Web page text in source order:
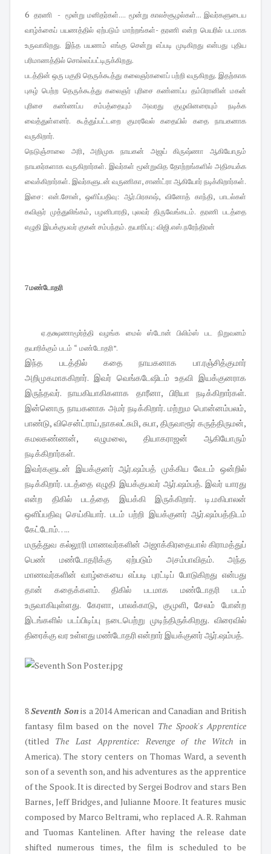
6தரணி -மூன்று மனிதர்கள்.... மூன்று காலச்சூழல்கள்... இவர்களுடைய
வாழ்க்கைப் பயணத்தில் ஏற்படும் மாற்றங்கள்- தரணி என்ற பெயரில் படமாக
உருவாகிறது. இந்த பயணம் எங்கு சென்று எப்படி முடிகிறது என்பது புதிய
பரிமாணத்தில் சொல்லப்பட்டிருக்கிறது.
படத்தின் ஒரு பகுதி தெருக்கூத்து கலைஞர்களைப் பற்றி வருகிறது. இதற்காக
புகழ் பெற்ற தெருக்கூத்து கலைஞர் புரிசை கண்ணப்ப தம்பிரானின் மகன்
புரிசை கண்ணப்ப சம்பத்தையும் அவரது குழுவினரையும் நடிக்க
வைத்துள்ளனர். கூத்துப்பட்டறை குமரவேல் கதையில் கதை நாயகனாக
வருகிறார்.
நெடுஞ்சாலை அரி, அறிமுக நாயகன் அஜய் கிருஷ்ணா ஆகியோரும்
நாயகர்களாக வருகிறார்கள். இவர்கள் மூன்றுவித தோற்றங்களில் அதிசயக்க
வைக்கிறார்கள். இவர்களுடன் வருணிகா, சாண்ட்ரா ஆகியோர் நடிக்கிறார்கள்.
இசை: என்.சோன், ஒளிப்பதிவு: ஆர்.பிரகாஷ், வினோத் காந்தி, பாடல்கள்
கவிஞர் முத்துலிங்கம், பழனிபாரதி, புலவர் திருவேங்கடம். தரணி படத்தை
எழுதி இயக்குபவர் குகன் சம்பந்தம். தயாரிப்பு: விஜி.எஸ்.நரேந்திரன்
7மண்டோதரி
ஏ.தக்ஷணாமூர்த்தி வழங்க மைல் ஸ்டோன் பிலிம்ஸ் பட நிறுவனம்
தயாரிக்கும் படம் “ மண்டோதரி”.
இந்த படத்தில் கதை நாயகனாக பா.ரஞ்சித்குமார்
அறிமுகமாககிறார். இவர் வெங்கடேஷிடம் உதவி இயக்குனராக
இருந்தவர். நாயகியாகிகளாக தாரீனா, பிரியா நடிக்கிறார்கள்.
இன்னொரு நாயகனாக அமர் நடிக்கிறார். மற்றும பொன்னம்பலம்,
பாண்டு, விசென்ட்ராய்,நாகலட்சுமி, சுபா, திருவாரூர் கருத்திருமன்,
கமலகண்ணன், எழுமலை, தியாகராஜன் ஆகியோரும்
நடிக்கிறார்கள்.
இவர்களுடன் இயக்குனர் ஆர்.ஷம்பத் முக்கிய வேடம் ஒன்றில்
நடிக்கிறார். படத்தை எழுதி இயக்குபவர் ஆர்.ஷம்பத். இவர் யாரது
என்ற திகில் படத்தை இயக்கி இருக்கிறார். டி.மகிபாலன்
ஒளிப்பதிவு செய்கியார். படம் பற்றி இயக்குனர் ஆர்.ஷம்பத்திடம்
கேட்டோம்…..
மருத்துவ கல்லூரி மாணவர்களின் அஜாக்கிரதையால் கிராமத்துப்
பெண் மண்டோதரிக்கு ஏற்படும் அசம்பாவிதம். அந்த
மாணவர்களின் வாழ்கையை எப்படி புரட்டிப் போடுகிறது என்பது
தான் கதைக்களம். திகில் படமாக மண்டோதரி படம்
உருவாகியுள்ளது. கேரளா, பாலக்காடு, குமுளி, சேலம் போன்ற
இடங்களில் படப்பிடிப்பு நடைபெற்று முடிந்திருக்கிறது. விரைவில்
திரைக்கு வர உள்ளது மண்டோதரி என்றார் இயக்குனர் ஆர்.ஷம்பத்.
8Seventh Sonis a 2014 American and Canadian and British
fantasy film based on the novel The Spook's Apprentice
(titled The Last Apprentice: Revenge of the Witch in
America). The story centers on Thomas Ward, a seventh
son of a seventh son, and his adventures as the apprentice
of the Spook. It is directed by Sergei Bodrov and stars Ben
Barnes, Jeff Bridges, and Julianne Moore. It features music
composed by Marco Beltrami, who replaced A. R. Rahman
and Tuomas Kantelinen. After having the release date
shifted numerous times, the film is scheduled to be